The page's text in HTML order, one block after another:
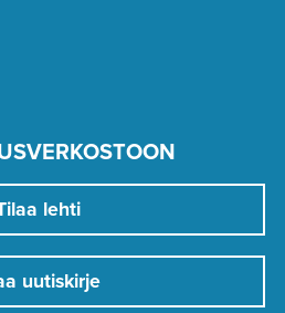
lehti
uutiskirje